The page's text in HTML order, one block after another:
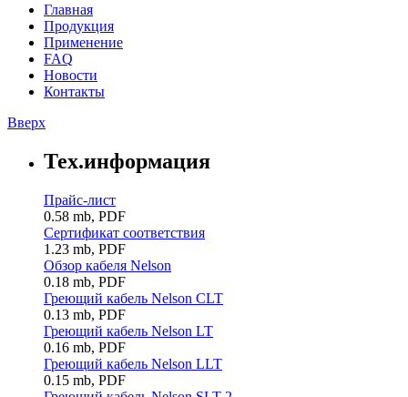
Главная
Продукция
Применение
FAQ
Новости
Контакты
Вверх
Тех.информация
Прайс-лист
0.58 mb, PDF
Сертификат соответствия
1.23 mb, PDF
Обзор кабеля Nelson
0.18 mb, PDF
Греющий кабель Nelson CLT
0.13 mb, PDF
Греющий кабель Nelson LT
0.16 mb, PDF
Греющий кабель Nelson LLT
0.15 mb, PDF